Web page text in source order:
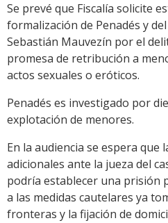
Se prevé que Fiscalía solicite
formalización de Penadés y
Sebastián Mauvezín por el
promesa de retribución a
actos sexuales o eróticos.
Penadés es investigado por
explotación de menores.
En la audiencia se espera que
adicionales ante la jueza del
podría establecer una prisión
a las medidas cautelares ya
fronteras y la fijación de